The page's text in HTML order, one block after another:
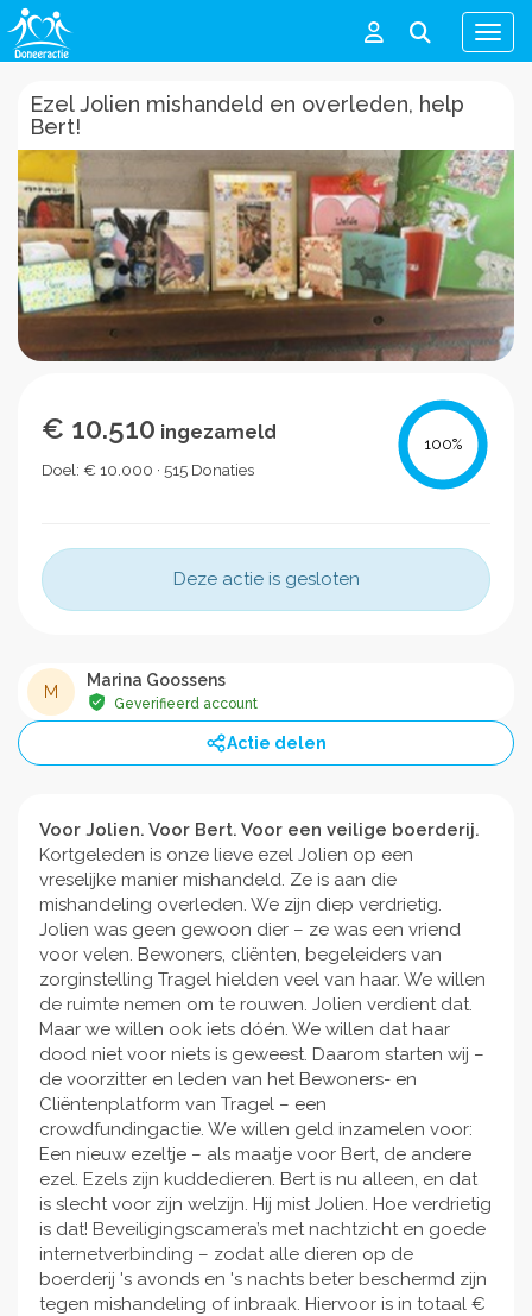
Menu
Ezel Jolien mishandeld en overleden, help
Bert!
€ 10.510 ingezameld
Doel: € 10.000 · 515 Donaties
100%
Deze actie is gesloten
M
Marina Goossens
Geverifieerd account
Actie delen
Voor Jolien. Voor Bert. Voor een veilige boerderij.
Kortgeleden is onze lieve ezel Jolien op een
vreselijke manier mishandeld. Ze is aan die
mishandeling overleden. We zijn diep verdrietig.
Jolien was geen gewoon dier – ze was een vriend
voor velen. Bewoners, cliënten, begeleiders van
zorginstelling Tragel hielden veel van haar. We willen
de ruimte nemen om te rouwen. Jolien verdient dat.
Maar we willen ook iets dóén. We willen dat haar
dood niet voor niets is geweest. Daarom starten wij –
de voorzitter en leden van het Bewoners- en
Cliëntenplatform van Tragel – een
crowdfundingactie. We willen geld inzamelen voor:
Een nieuw ezeltje – als maatje voor Bert, de andere
ezel. Ezels zijn kuddedieren. Bert is nu alleen, en dat
is slecht voor zijn welzijn. Hij mist Jolien. Hoe verdrietig
is dat! Beveiligingscamera’s met nachtzicht en goede
internetverbinding – zodat alle dieren op de
boerderij 's avonds en 's nachts beter beschermd zijn
tegen mishandeling of inbraak. Hiervoor is in totaal €